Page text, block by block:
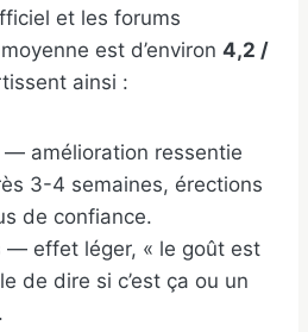
et les forums
est d’environ 4,2 /
ainsi :
— amélioration ressentie
3-4 semaines, érections
de confiance.
— effet léger, « le goût est
de dire si c’est ça ou un